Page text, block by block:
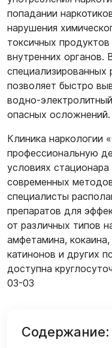
попадании
нарушения
токсичных
внутренних органов.
специализированных
позволяет быстро
водно-
опасных осложнений.
Клиника наркологии
профессиональную
условиях
современных
специалисты
препаратов для
от различных типов
амфетамина,
катинонов и других
доступна
03-03
Содержание: